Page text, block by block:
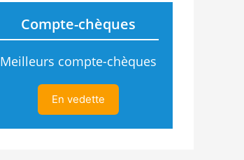
Compte-chèques
Meilleurs compte-chèques
En vedette